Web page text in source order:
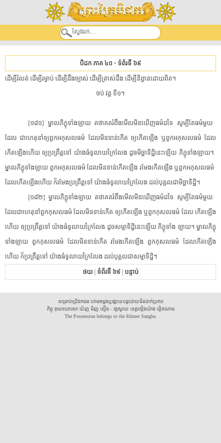
បិដក ភាគ ៤០ - ទំព័រទី ៦៩
​ដើម្បី​រំលត់​ ​ដើម្បី​រម្ងាប់​ ​ដើម្បី​ដឹង​ច្បាស់​ ​ដើម្បី​ត្រាស់​ដឹង​ ​ដើម្បី​និព្វាន​ដោយពិត​។​
​ចប់​ ​វគ្គ​ ​ទី១​។​
[​១៨១​]​ ​ម្នាល​ភិក្ខុ​ទាំងឡាយ​ ​តថាគត​រំពឹងមើល​មិនឃើញ​ធម៌​ដទៃ​ ​សូម្បីតែ​ធម៌​មួយ​ ​
ដែល​ ​ជាហេតុ​នាំឲ្យ​ពួក​អកុសលធម៌​ ​ដែល​មិនទាន់​កើត​ ​ឲ្យ​កើតឡើង​ ​ឬ​ពួក​អកុសលធម៌​ ​ដែល​
កើតឡើង​ហើយ​ ​ឲ្យ​ប្រព្រឹត្តទៅ​ ​យ៉ាង​ធំ​ទូលាយ​ក្រៃលែង​ ​ដូច​មិច្ឆាទិដ្ឋិ​នេះ​ឡើយ​ ​ភិក្ខុ​ទាំងឡាយ​។​ ​
ម្នាល​ភិក្ខុ​ទាំងឡាយ​ ​ពួក​អកុសលធម៌​ ​ដែល​មិនទាន់​កើតឡើង​ ​រមែង​កើតឡើង​ ​ឬ​ពួក​អកុសលធម៌​ ​
ដែល​កើតឡើង​ហើយ​ ​ក៏​រមែង​ប្រព្រឹត្តទៅ​ ​យ៉ាង​ធំ​ទូលាយ​ក្រៃលែង​ ​ដល់​បុគ្គល​ជា​មិច្ឆាទិដ្ឋិ​។​
[​១៨២​]​ ​ម្នាល​ភិក្ខុ​ទាំងឡាយ​ ​តថាគត​រំពឹងមើល​មិនឃើញ​ធម៌​ដទៃ​ ​សូម្បីតែ​ធម៌​មួយ​ ​
ដែល​ជាហេតុ​នាំ​ពួក​កុសលធម៌​ ​ដែល​មិនទាន់​កើត​ ​ឲ្យ​កើតឡើង​ ​ឬ​ពួក​កុសលធម៌​ ​ដែល​ ​កើតឡើង​
ហើយ​ ​ឲ្យ​ប្រព្រឹត្តទៅ​ ​យ៉ាង​ធំ​ទូលាយ​ក្រៃលែង​ ​ដូច​សម្មាទិដ្ឋិ​នេះ​ឡើយ​ ​ភិក្ខុ​ទាំង​ ​ឡាយ​។​ ​ម្នាល​ភិក្ខុ​
ទាំងឡាយ​ ​ពួក​កុសលធម៌​ ​ដែល​មិនទាន់​កើត​ ​រមែង​កើតឡើង​ ​ពួក​កុសលធម៌​ ​ដែល​កើតឡើង​
ហើយ​ ​ក៏​ប្រព្រឹត្តទៅ​ ​យ៉ាង​ធំ​ទូលាយ​ក្រៃលែង​ ​ដល់​បុគ្គល​ជា​សម្មាទិដ្ឋិ​។​
ថយ| ទំព័រទី ៦៩| បន្ទាប់
សម្រាប់ប្រើឯកជន ហាមចម្លងឬផ្សាយបន្តដោយមិនដាក់ប្រភព
ភិក្ខុ គុណឃោសោ យ័ញ មិញ គឿង - វត្តស្វាយ ខេត្តគៀងយ៉ាង វៀតណាម
The Possession belongs to the Khmer Sangha.